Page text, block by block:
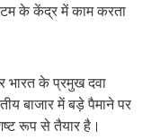
के केंद्र में काम करता
भारत के प्रमुख दवा
बाजार में बड़े पैमाने पर
रूप से तैयार है।